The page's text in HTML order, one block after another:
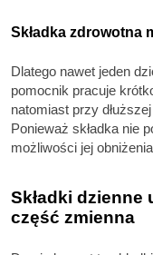
Składka zdrowotna
Dlatego nawet jeden
pomocnik pracuje
natomiast przy
Ponieważ składka nie
możliwości jej
Składki dzienne
część zmienna